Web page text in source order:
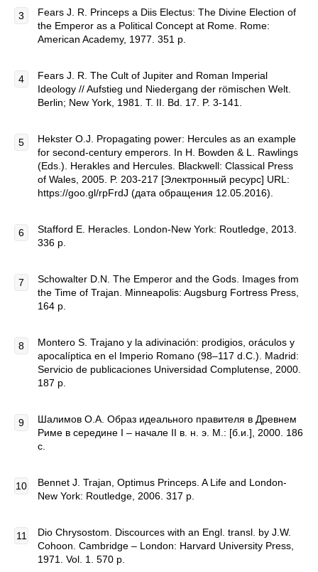
Fears J. R. Princeps a Diis Electus: The Divine Election of
the Emperor as a Political Concept at Rome. Rome:
American Academy, 1977. 351 p.
Fears J. R. The Cult of Jupiter and Roman Imperial
Ideology // Aufstieg und Niedergang der römischen Welt.
Berlin; New York, 1981. T. II. Bd. 17. P. 3-141.
Hekster O.J. Propagating power: Hercules as an example
for second-century emperors. In H. Bowden & L. Rawlings
(Eds.). Herakles and Hercules. Blackwell: Classical Press
of Wales, 2005. P. 203-217 [Электронный ресурс] URL:
https://goo.gl/rpFrdJ (дата обращения 12.05.2016).
Stafford E. Heracles. London-New York: Routledge, 2013.
336 p.
Schowalter D.N. The Emperor and the Gods. Images from
the Time of Trajan. Minneapolis: Augsburg Fortress Press,
164 p.
Montero S. Trajano y la adivinación: prodigios, oráculos y
apocalíptica en el Imperio Romano (98–117 d.C.). Madrid:
Servicio de publicaciones Universidad Complutense, 2000.
187 p.
Шалимов О.А. Образ идеального правителя в Древнем
Риме в середине I – начале II в. н. э. М.: [б.и.], 2000. 186
с.
Bennet J. Trajan, Optimus Princeps. A Life and London-
New York: Routledge, 2006. 317 p.
Dio Chrysostom. Discources with an Engl. transl. by J.W.
Cohoon. Cambridge – London: Harvard University Press,
1971. Vol. 1. 570 p.